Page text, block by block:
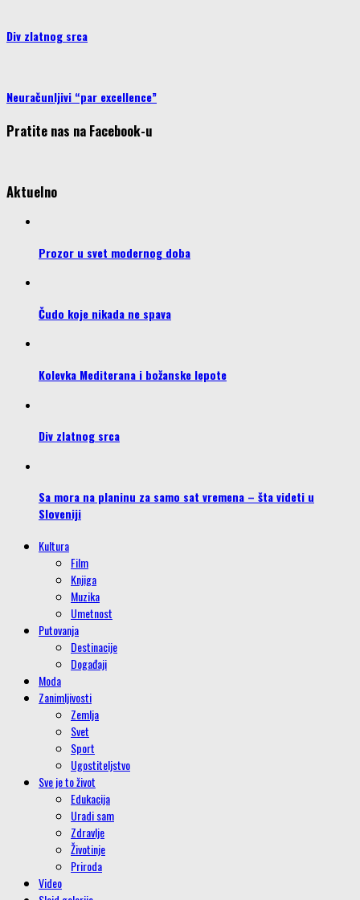
Div zlatnog srca
Neuračunljivi “par excellence”
Pratite nas na Facebook-u
Aktuelno
Prozor u svet modernog doba
Čudo koje nikada ne spava
Kolevka Mediterana i božanske lepote
Div zlatnog srca
Sa mora na planinu za samo sat vremena – šta videti u
Sloveniji
Kultura
Film
Knjiga
Muzika
Umetnost
Putovanja
Destinacije
Događaji
Moda
Zanimljivosti
Zemlja
Svet
Sport
Ugostiteljstvo
Sve je to život
Edukacija
Uradi sam
Zdravlje
Životinje
Priroda
Video